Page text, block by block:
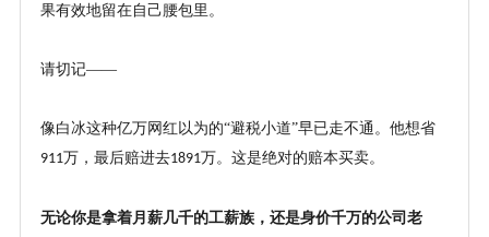
果有效地留在自己腰包里。
请切记——
像白冰这种亿万网红以为的“避税小道”早已走不通。他想省
911万，最后赔进去1891万。这是绝对的赔本买卖。
无论你是拿着月薪几千的工薪族，还是身价千万的公司老